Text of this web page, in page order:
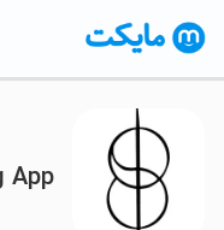
App